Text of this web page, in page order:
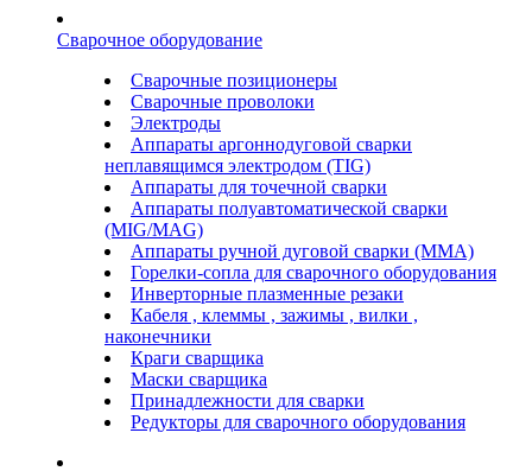
Сварочное оборудование
Сварочные позиционеры
Сварочные проволоки
Электроды
Аппараты аргоннодуговой сварки
неплавящимся электродом (TIG)
Аппараты для точечной сварки
Аппараты полуавтоматической сварки
(MIG/MAG)
Аппараты ручной дуговой сварки (ММА)
Горелки-сопла для сварочного оборудования
Инверторные плазменные резаки
Кабеля , клеммы , зажимы , вилки ,
наконечники
Краги сварщика
Маски сварщика
Принадлежности для сварки
Редукторы для сварочного оборудования